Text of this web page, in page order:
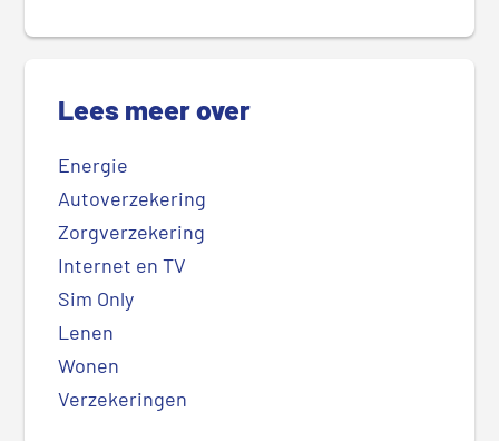
Lees meer over
Energie
Autoverzekering
Zorgverzekering
Internet en TV
Sim Only
Lenen
Wonen
Verzekeringen